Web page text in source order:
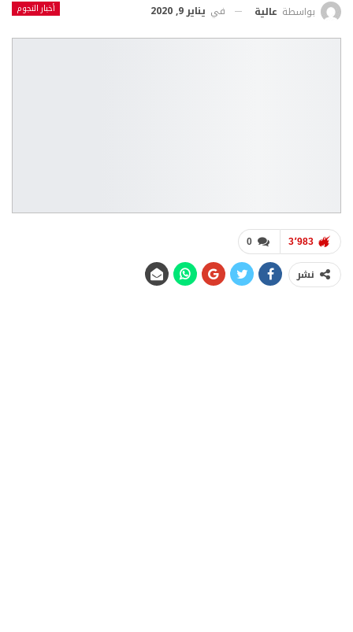
أخبار النجوم بواسطة عالية في يناير 9, 2020
0 3٬983
نشر